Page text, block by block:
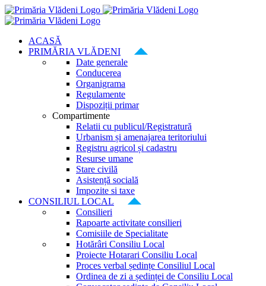
Skip
to
ACASĂ
PRIMĂRIA VLĂDENI
Date generale
Conducerea
Organigrama
Regulamente
Dispoziții primar
Compartimente
Relatii cu publicul/Registratură
Urbanism și amenajarea teritoriului
Registru agricol și cadastru
Resurse umane
Stare civilă
Asistență socială
Impozite si taxe
CONSILIUL LOCAL
Consilieri
Rapoarte activitate consilieri
Comisiile de Specialitate
Hotărâri Consiliu Local
Proiecte Hotarari Consiliu Local
Proces verbal ședințe Consiliul Local
Ordinea de zi a ședinței de Consiliu Local